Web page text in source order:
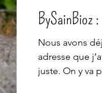
BySainBioz
Nous avons
adresse que
juste. On y va